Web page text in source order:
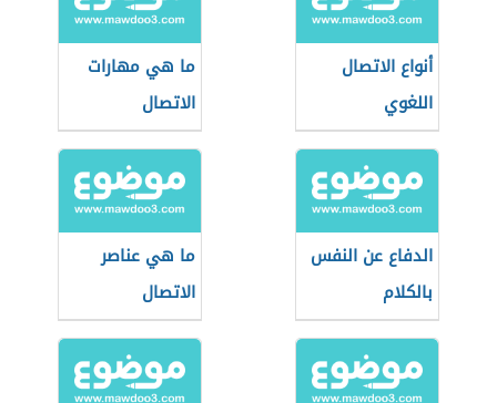
أنواع الاتصال
اللغوي
ما هي مهارات
الاتصال
الدفاع عن النفس
بالكلام
ما هي عناصر
الاتصال